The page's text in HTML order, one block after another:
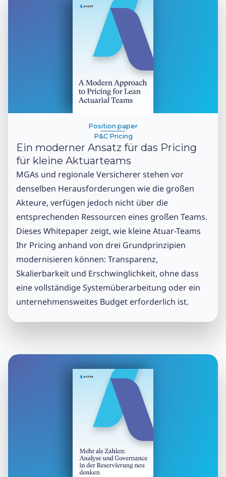
Position paper
P&C Pricing
Ein moderner Ansatz für das Pricing
für kleine Aktuarteams
MGAs und regionale Versicherer stehen vor
denselben Herausforderungen wie die großen
Akteure, verfügen jedoch nicht über die
entsprechenden Ressourcen eines großen Teams.
Dieses Whitepaper zeigt, wie kleine Atuar-Teams
Ihr Pricing anhand von drei Grundprinzipien
modernisieren können: Transparenz,
Skalierbarkeit und Erschwinglichkeit, ohne dass
eine vollständige Systemüberarbeitung oder ein
unternehmensweites Budget erforderlich ist.